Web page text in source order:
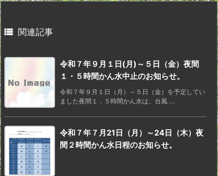
 関連記事
令和７年９月１日(月)～５日（金）夜間
１・５時間かん水中止のお知らせ。
令和７年９月１日（月）～５日（金）を予定してい
ました夜間１．５時間かん水は、台風 ...
令和７年７月21日（月）～24日（木）夜
間２時間かん水日程のお知らせ。